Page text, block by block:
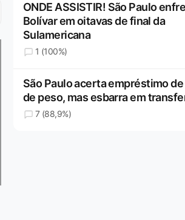
ONDE ASSISTIR! São Paulo
Bolívar em oitavas de final da
Sulamericana
1 (100%)
São Paulo acerta empréstimo
de peso, mas esbarra em
7 (88,9%)